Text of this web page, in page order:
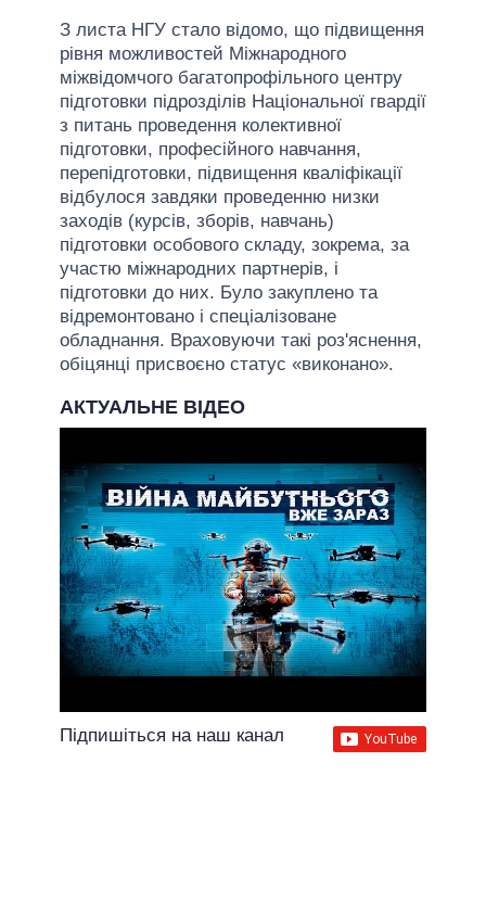
З листа НГУ стало відомо, що підвищення
рівня можливостей Міжнародного
міжвідомчого багатопрофільного центру
підготовки підрозділів Національної гвардії
з питань проведення колективної
підготовки, професійного навчання,
перепідготовки, підвищення кваліфікації
відбулося завдяки проведенню низки
заходів (курсів, зборів, навчань)
підготовки особового складу, зокрема, за
участю міжнародних партнерів, і
підготовки до них. Було закуплено та
відремонтовано і спеціалізоване
обладнання. Враховуючи такі роз'яснення,
обіцянці присвоєно статус «виконано».
АКТУАЛЬНЕ ВІДЕО
Підпишіться на наш канал